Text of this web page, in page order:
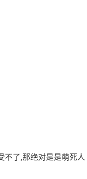
不了,那绝对是是萌死人